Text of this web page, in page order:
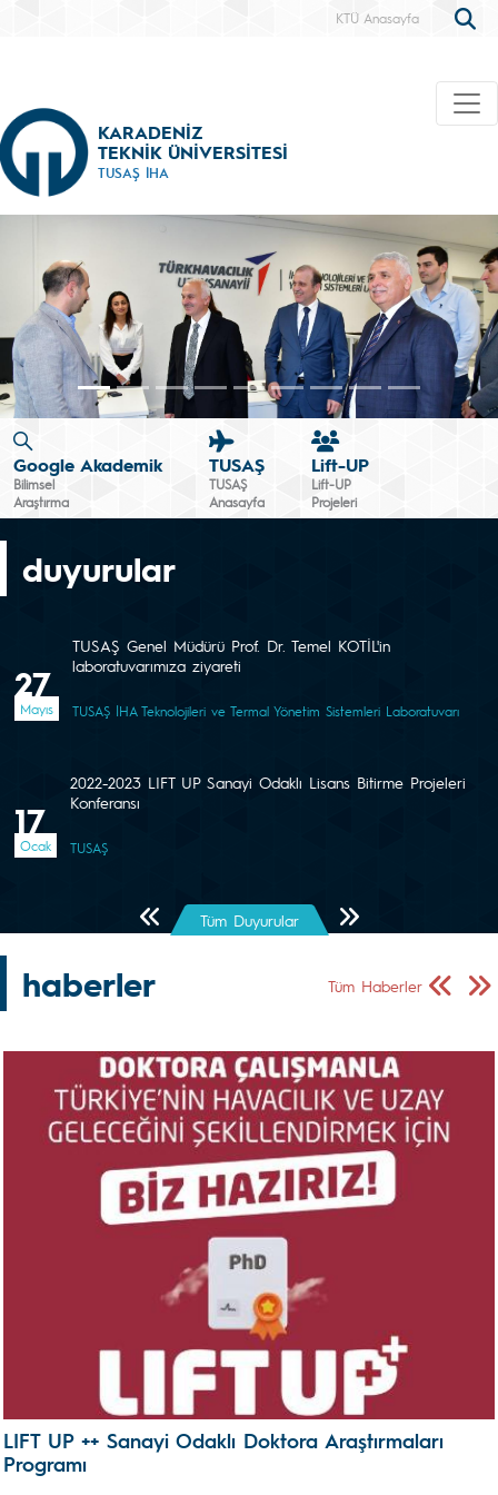
KTÜ Anasayfa
KARADENİZ
TEKNİK ÜNİVERSİTESİ
TUSAŞ İHA
Google Akademik
Bilimsel
Araştırma
TUSAŞ
TUSAŞ
Anasayfa
Lift-UP
Lift-UP
Projeleri
duyurular
27
Mayıs
TUSAŞ Genel Müdürü Prof. Dr. Temel KOTİL'in
laboratuvarımıza ziyareti
TUSAŞ İHA Teknolojileri ve Termal Yönetim Sistemleri Laboratuvarı
17
Ocak
2022-2023 LIFT UP Sanayi Odaklı Lisans Bitirme Projeleri
Konferansı
TUSAŞ
Önceki SayfaTüm Duyurular Sonraki Sayfa
haberler Tüm Haberler
Önceki
LIFT UP ++ Sanayi Odaklı Doktora Araştırmaları
Programı